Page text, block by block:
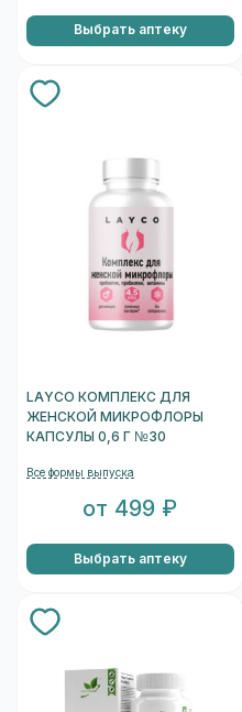
Выбрать аптеку
LAYCO КОМПЛЕКС ДЛЯ
ЖЕНСКОЙ МИКРОФЛОРЫ
КАПСУЛЫ 0,6 Г №30
Все формы выпуска
от 499 ₽
Выбрать аптеку